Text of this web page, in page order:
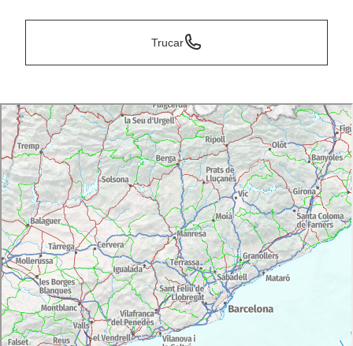
Trucar